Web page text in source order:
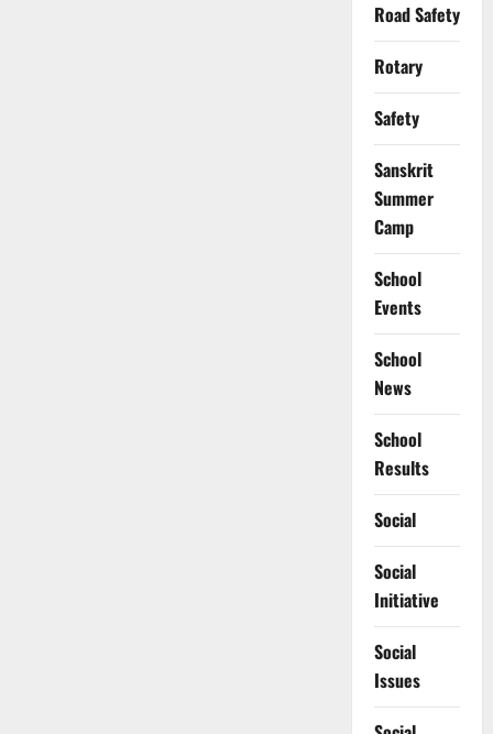
Road Safety
Rotary
Safety
Sanskrit
Summer
Camp
School
Events
School
News
School
Results
Social
Social
Initiative
Social
Issues